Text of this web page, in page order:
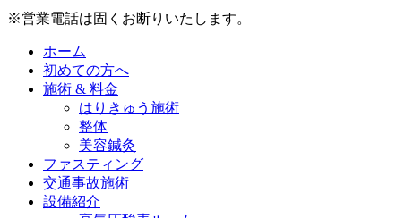
※営業電話は固くお断りいたします。
ホーム
初めての方へ
施術 & 料金
はりきゅう施術
整体
美容鍼灸
ファスティング
交通事故施術
設備紹介